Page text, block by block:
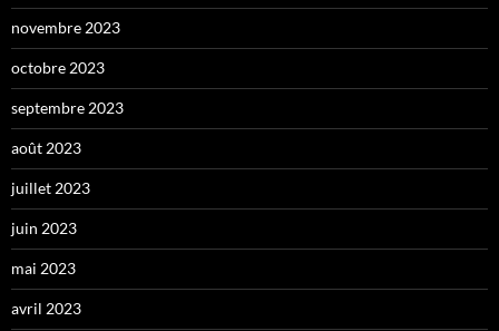
novembre 2023
octobre 2023
septembre 2023
août 2023
juillet 2023
juin 2023
mai 2023
avril 2023